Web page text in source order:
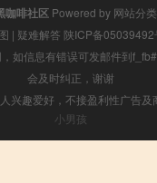
咖啡社区 Powered by 网站分
| 疑难解答 陕ICP备05039492
如信息有错误可发邮件到
会及时纠正，谢谢
兴趣爱好，不接盈利性广告及
小男孩